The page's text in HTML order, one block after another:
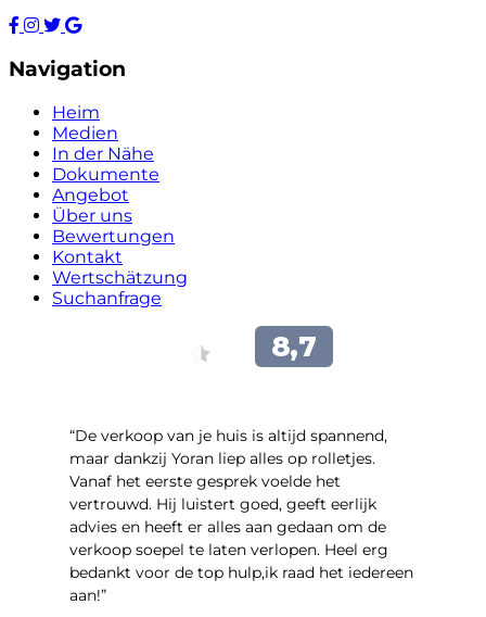
Navigation
Heim
Medien
In der Nähe
Dokumente
Angebot
Über uns
Bewertungen
Kontakt
Wertschätzung
Suchanfrage
“​De verkoop van je huis is altijd spannend,
maar dankzij Yoran liep alles op rolletjes.
Vanaf het eerste gesprek voelde het
vertrouwd. Hij luistert goed, geeft eerlijk
advies en heeft er alles aan gedaan om de
verkoop soepel te laten verlopen. Heel erg
bedankt voor de top hulp,ik raad het iedereen
aan!”